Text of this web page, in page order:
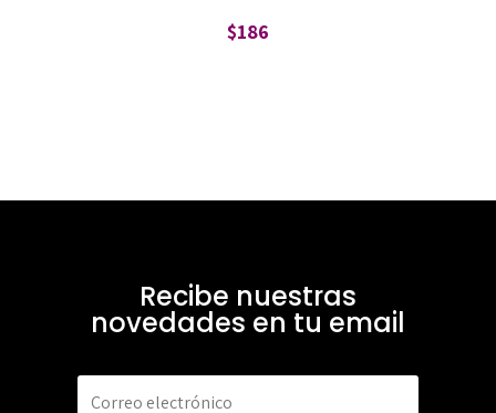
$186
Recibe nuestras
novedades en tu email